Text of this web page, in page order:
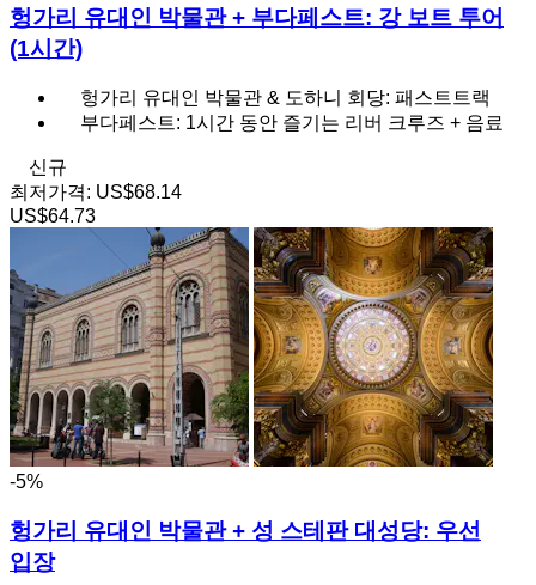
헝가리 유대인 박물관 + 부다페스트: 강 보트 투어
(1시간)
헝가리 유대인 박물관 & 도하니 회당: 패스트트랙
부다페스트: 1시간 동안 즐기는 리버 크루즈 + 음료
신규
최저가격: US$68.14
US$64.73
-5%
헝가리 유대인 박물관 + 성 스테판 대성당: 우선
입장